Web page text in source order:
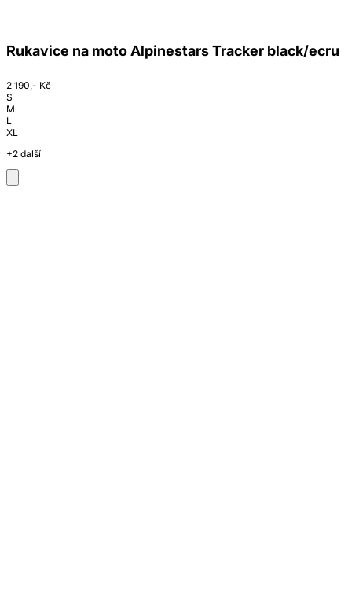
Rukavice na moto Alpinestars Tracker black/ecru
2 190,- Kč
S
M
L
XL
+2 další